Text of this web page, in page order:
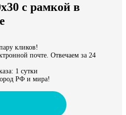
с рамкой в
кликов!
почте. Отвечаем за 24
1 сутки
РФ и мира!